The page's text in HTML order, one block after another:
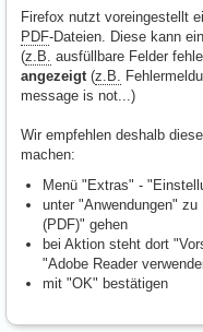
Firefox nutzt voreingestellt
PDF-Dateien. Diese kann
(z.B. ausfüllbare Felder
angezeigt (z.B.
message is not...)
Wir empfehlen deshalb diese
machen:
Menü "Extras" -
unter "Anwendungen"
(PDF)" gehen
bei Aktion steht dort
"Adobe Reader
mit "OK" bestätigen